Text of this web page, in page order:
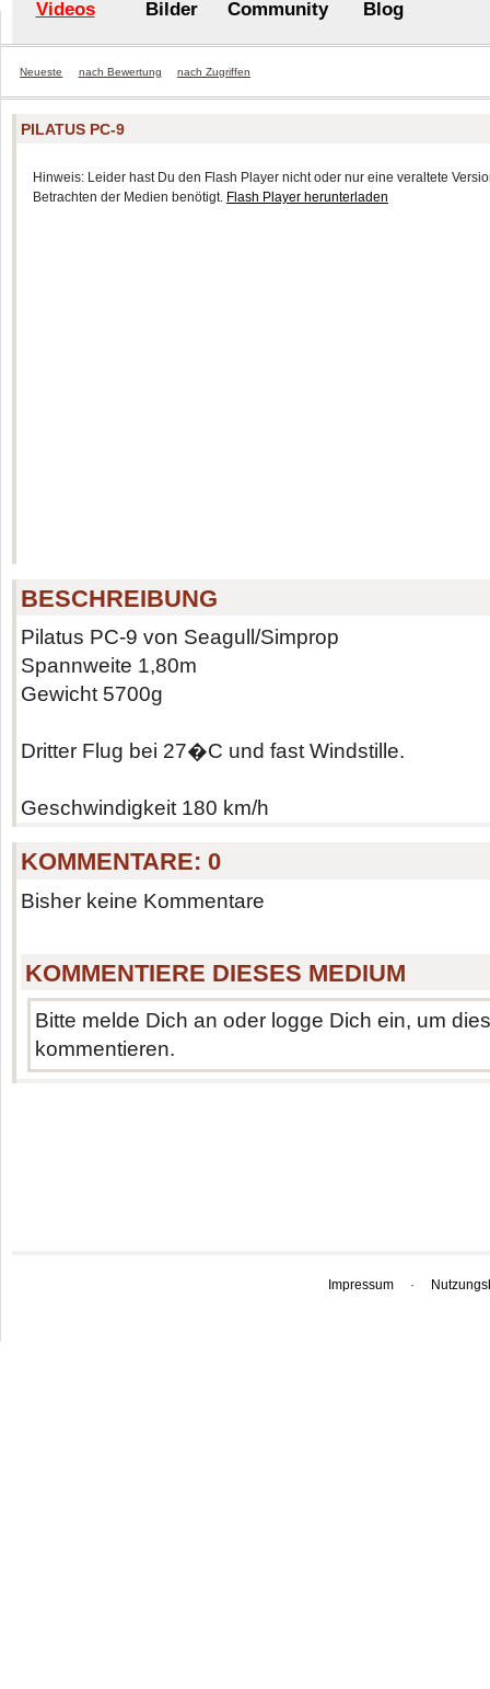
Videos Bilder Community Blog
Neueste nach Bewertung nach Zugriffen
PILATUS PC-9
Hinweis: Leider hast Du den Flash Player nicht oder nur eine veraltete
Betrachten der Medien benötigt. Flash Player herunterladen
BESCHREIBUNG
Pilatus PC-9 von Seagull/Simprop
Spannweite 1,80m
Gewicht 5700g
Dritter Flug bei 27�C und fast Windstille.
Geschwindigkeit 180 km/h
KOMMENTARE:0
Bisher keine Kommentare
KOMMENTIERE DIESES MEDIUM
Bitte melde Dich an oder logge Dich ein, um
kommentieren.
Impressum ·